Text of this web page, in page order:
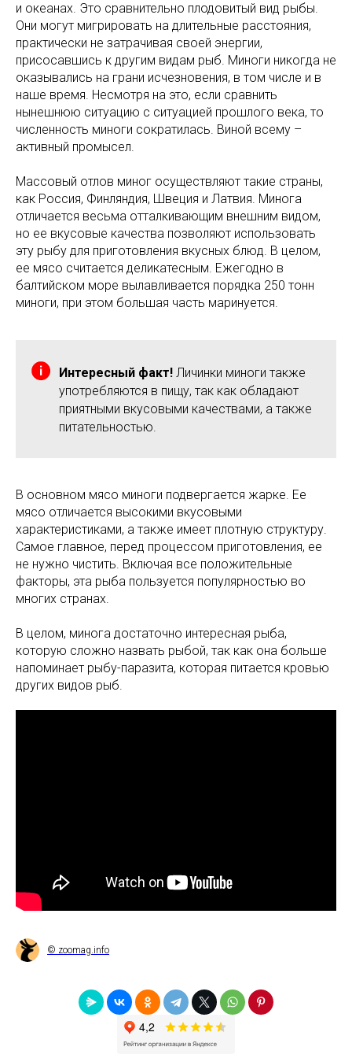
и океанах. Это сравнительно плодовитый вид рыбы.
Они могут мигрировать на длительные расстояния,
практически не затрачивая своей энергии,
присосавшись к другим видам рыб. Миноги никогда не
оказывались на грани исчезновения, в том числе и в
наше время. Несмотря на это, если сравнить
нынешнюю ситуацию с ситуацией прошлого века, то
численность миноги сократилась. Виной всему –
активный промысел.
Массовый отлов миног осуществляют такие страны,
как Россия, Финляндия, Швеция и Латвия. Минога
отличается весьма отталкивающим внешним видом,
но ее вкусовые качества позволяют использовать
эту рыбу для приготовления вкусных блюд. В целом,
ее мясо считается деликатесным. Ежегодно в
балтийском море вылавливается порядка 250 тонн
миноги, при этом большая часть маринуется.
Интересный факт! Личинки миноги также
употребляются в пищу, так как обладают
приятными вкусовыми качествами, а также
питательностью.
В основном мясо миноги подвергается жарке. Ее
мясо отличается высокими вкусовыми
характеристиками, а также имеет плотную структуру.
Самое главное, перед процессом приготовления, ее
не нужно чистить. Включая все положительные
факторы, эта рыба пользуется популярностью во
многих странах.
В целом, минога достаточно интересная рыба,
которую сложно назвать рыбой, так как она больше
напоминает рыбу-паразита, которая питается кровью
других видов рыб.
© zoomag.info